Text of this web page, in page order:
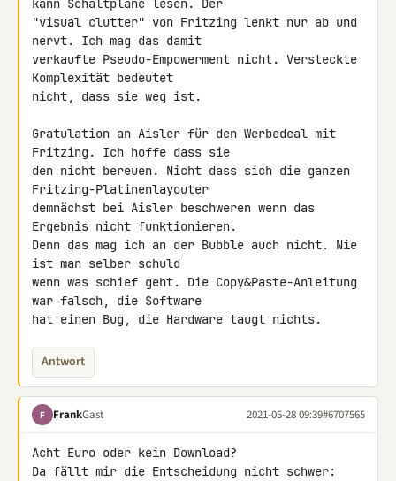
kann Schaltpläne lesen. Der
"visual clutter" von Fritzing lenkt nur ab und
nervt. Ich mag das damit
verkaufte Pseudo-Empowerment nicht. Versteckte
Komplexität bedeutet
nicht, dass sie weg ist.
Gratulation an Aisler für den Werbedeal mit
Fritzing. Ich hoffe dass sie
den nicht bereuen. Nicht dass sich die ganzen
Fritzing-Platinenlayouter
demnächst bei Aisler beschweren wenn das
Ergebnis nicht funktionieren.
Denn das mag ich an der Bubble auch nicht. Nie
ist man selber schuld
wenn was schief geht. Die Copy&Paste-Anleitung
war falsch, die Software
hat einen Bug, die Hardware taugt nichts.
Antwort
F FrankGast 2021-05-28 09:39#6707565
Acht Euro oder kein Download?
Da fällt mir die Entscheidung nicht schwer: